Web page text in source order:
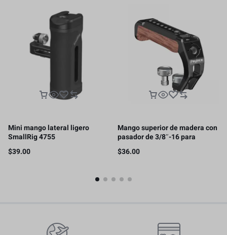
Mini mango lateral ligero
SmallRig 4755
$39.00
Mango superior de madera con
pasador de 3/8″-16 para
ARRI/SMALLRIG
$36.00